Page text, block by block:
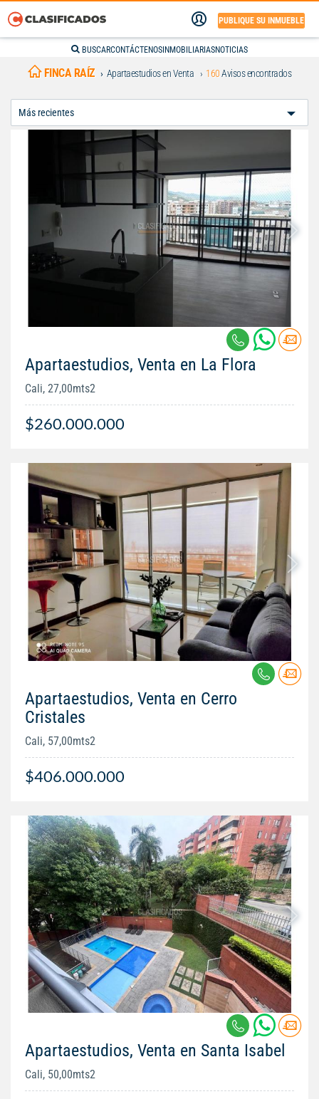
PUBLIQUE SU INMUEBLE
BUSCARCONTÁCTENOS INMOBILIARIASNOTICIAS
FINCA RAÍZ Apartaestudios en Venta 160Avisos encontrados
Apartaestudios, Venta en La Flora
Cali, 27,00mts2
$260.000.000
Apartaestudios, Venta en Cerro
Cristales
Cali, 57,00mts2
$406.000.000
Apartaestudios, Venta en Santa Isabel
Cali, 50,00mts2